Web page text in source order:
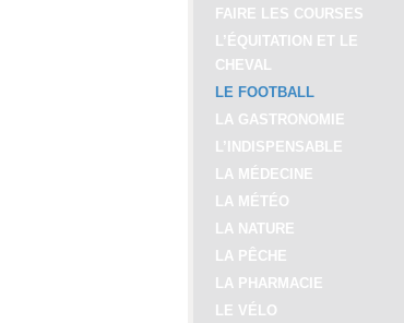
FAIRE LES COURSES
L’ÉQUITATION ET LE
CHEVAL
LE FOOTBALL
LA GASTRONOMIE
L’INDISPENSABLE
LA MÉDECINE
LA MÉTÉO
LA NATURE
LA PÊCHE
LA PHARMACIE
LE VÉLO